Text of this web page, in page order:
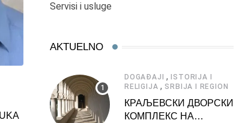
OMLADINSKI FUDBALSKI KLUB “UNITED
SPREMA ZA SRBIJADU
19/08/2019
Servisi i usluge
AKTUELNO
DOGAĐAJI , ISTORIJA I
RELIGIJA , SRBIJA I REGION
КРАЉЕВСКИ ДВОРСКИ
КОМПЛЕКС НА